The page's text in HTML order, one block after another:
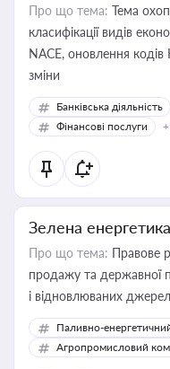
Про що тема: Тема
класифікації видів
NACE, оновлення
зміни
Банківська діяльність
Фінансові послуги
Зелена енергетика
Про що тема: Правове
продажу та державної
і відновлюваних джерел
Паливно-
Агропромисловий